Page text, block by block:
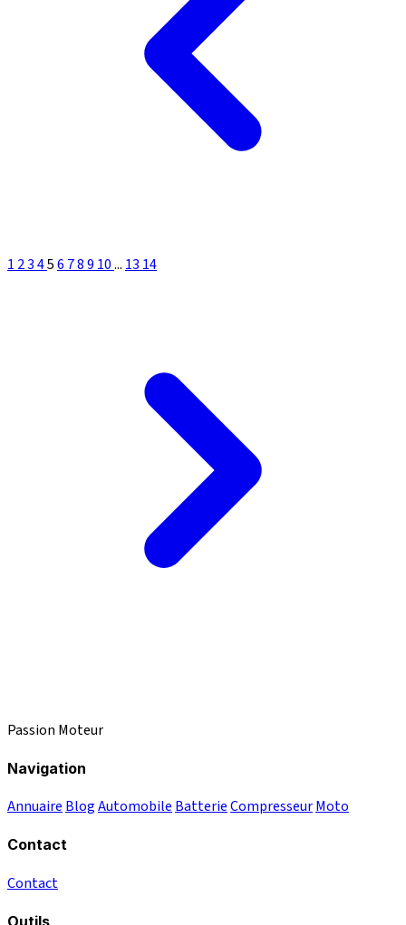
1 23456 789 10... 13 14
Passion Moteur
Navigation
Annuaire BlogAutomobile BatterieCompresseurMoto
Contact
Contact
Outils